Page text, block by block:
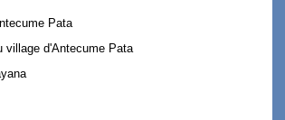
Pata
village d'Antecume Pata